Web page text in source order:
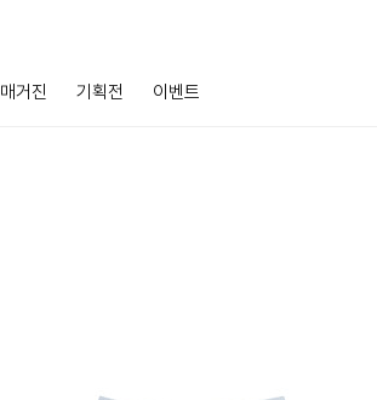
매거진 기획전 이벤트